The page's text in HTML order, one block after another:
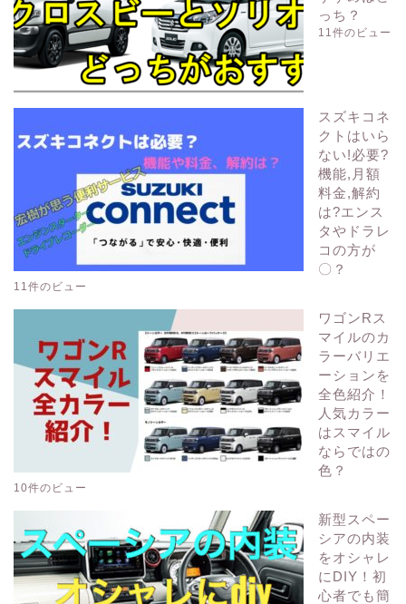
っち？
11件のビュー
スズキコネ
クトはいら
ない!必要?
機能,月額
料金,解約
は?エンス
タやドラレ
コの方が
〇？
11件のビュー
ワゴンRス
マイルのカ
ラーバリエ
ーションを
全色紹介！
人気カラー
はスマイル
ならではの
色？
10件のビュー
新型スペー
シアの内装
をオシャレ
にDIY！初
心者でも簡